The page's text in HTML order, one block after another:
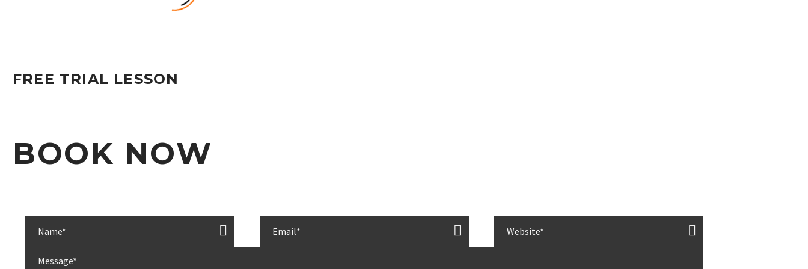
BODYBUILDING (DEMO)
BODYBUILDING (DEMO)
YOGA (DEMO)
FREE TRIAL LESSON
BOOK NOW